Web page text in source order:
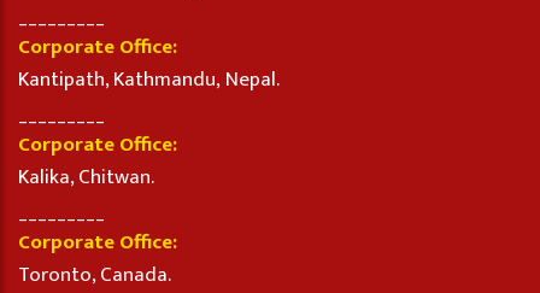
Corporate Office:
Kantipath, Kathmandu, Nepal.
Corporate Office:
Kalika, Chitwan.
Corporate Office:
Toronto, Canada.